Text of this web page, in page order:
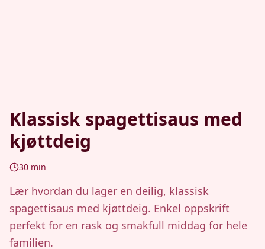
Klassisk spagettisaus med
kjøttdeig
30 min
Lær hvordan du lager en deilig, klassisk
spagettisaus med kjøttdeig. Enkel oppskrift
perfekt for en rask og smakfull middag for hele
familien.